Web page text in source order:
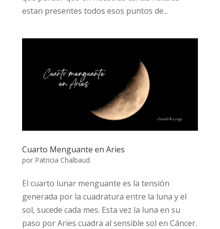
estan presentes todos esos puntos de...
Cuarto Menguante en Aries
por Patricia Chalbaud
El cuarto lunar menguante es la tensión
generada por la cuadratura entre la luna y el
sol, sucede cada mes. Esta vez la luna en su
paso por Aries cuadra al sensible sol en Cáncer.